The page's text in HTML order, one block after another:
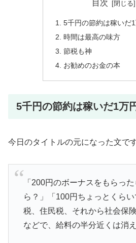
目次
5千円の節約は稼いだ
時間は最高の味方
節税も神
お勧めのお金の本
5千円の節約は稼いだ1万
今日のタイトルの元になった文です
「200円のボーナスをもらっ
ら？」「100円ちょっとくら
税、住民税、それから社会保
などで、給料の半分近くは消